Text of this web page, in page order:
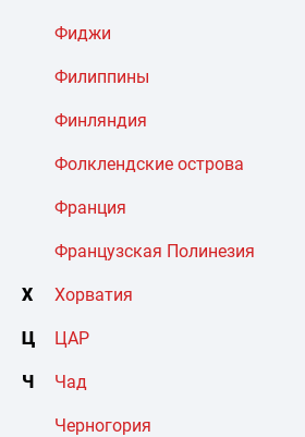
Фиджи
Филиппины
Финляндия
Фолклендские острова
Франция
Французская Полинезия
Х Хорватия
Ц ЦАР
Ч Чад
Черногория